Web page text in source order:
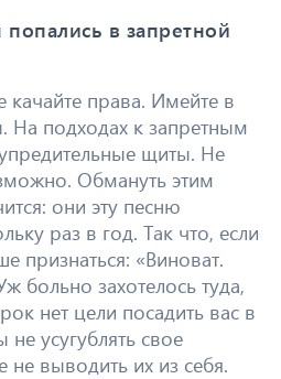
в запретной
качайте права. Имейте в
На подходах к запретным
щиты. Не
Обмануть этим
они эту песню
раз в год. Так что, если
признаться: «Виноват.
больно захотелось туда,
нет цели посадить вас в
усугублять свое
выводить их из себя.